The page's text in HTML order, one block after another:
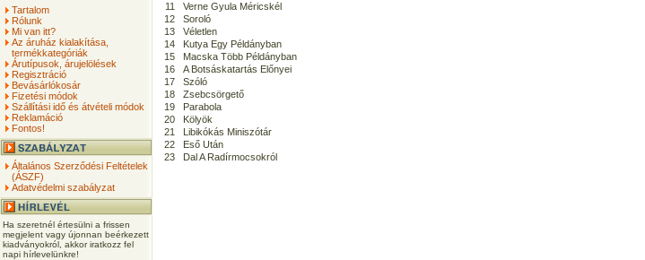
Tartalom
Rólunk
Mi van itt?
Az áruház kialakítása,
termékkategóriák
Árutípusok, árujelölések
Regisztráció
Bevásárlókosár
Fizetési módok
Szállítási idő és átvételi módok
Reklamáció
Fontos!
Általános Szerződési Feltételek
(ÁSZF)
Adatvédelmi szabályzat
Ha szeretnél értesülni a frissen
megjelent vagy újonnan beérkezett
kiadványokról, akkor iratkozz fel
napi hírlevelünkre!
11
Verne Gyula Méricskél
12
Soroló
13
Véletlen
14
Kutya Egy Példányban
15
Macska Több Példányban
16
A Botsáskatartás Előnyei
17
Szóló
18
Zsebcsörgető
19
Parabola
20
Kölyök
21
Libikókás Miniszótár
22
Eső Után
23
Dal A Radírmocsokról